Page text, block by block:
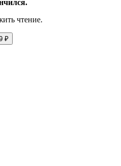
чтение.
₽